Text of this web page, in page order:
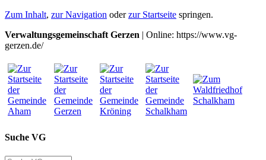
Zum Inhalt, zur Navigation oderzur Startseite springen.
Verwaltungsgemeinschaft Gerzen | Online: https://www.vg-
gerzen.de/
Suche VG